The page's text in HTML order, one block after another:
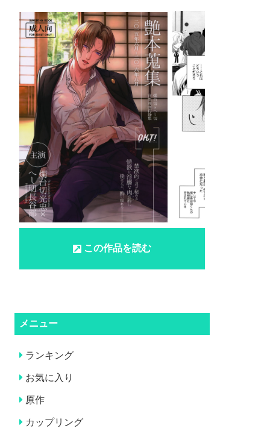
この作品を読む
メニュー
ランキング
お気に入り
原作
カップリング